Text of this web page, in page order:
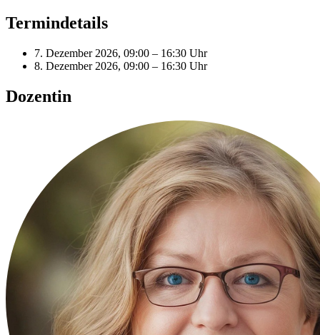
Termindetails
7. Dezember 2026, 09:00 – 16:30 Uhr
8. Dezember 2026, 09:00 – 16:30 Uhr
Dozentin